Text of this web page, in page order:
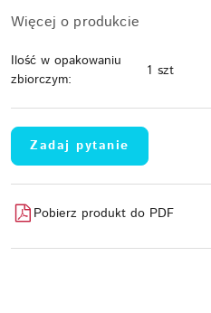
Więcej o produkcie
Ilość w opakowaniu
zbiorczym:
1 szt
Zadaj pytanie
Pobierz produkt do PDF